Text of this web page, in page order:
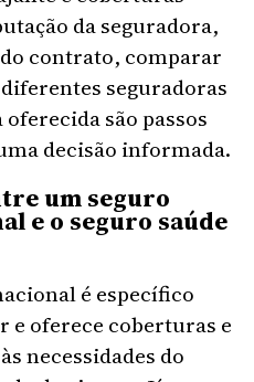
da seguradora,
contrato, comparar
seguradoras
são passos
decisão informada.
um seguro
e o seguro saúde
é específico
e oferece coberturas e
necessidades do